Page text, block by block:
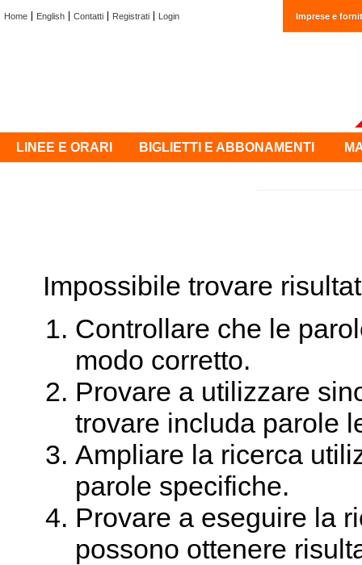
Home English Contatti Registrati Login Imprese e
LINEE E ORARI BIGLIETTI E ABBONAMENTI
Impossibile trovare
Controllare che le
modo corretto.
Provare a utilizzare
trovare includa parole
Ampliare la ricerca
parole specifiche.
Provare a eseguire la
possono ottenere